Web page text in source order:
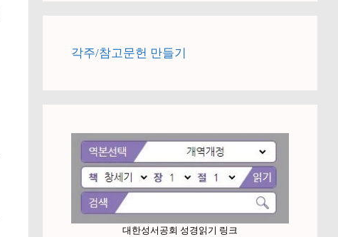
각주/참고문헌 만들기
대한성서공회 성경읽기 링크